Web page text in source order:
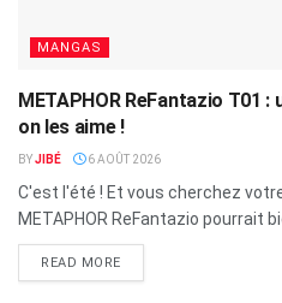
MANGAS
METAPHOR ReFantazio T01
on les aime !
BYJIBÉ 6 AOÛT 2026
C'est l'été ! Et vous cherchez
METAPHOR ReFantazio pourrait
READ MORE